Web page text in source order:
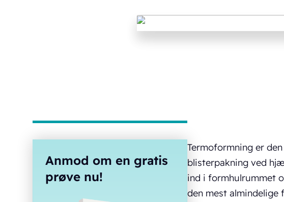
Anmod om en gratis
prøve nu!
Termoformning er
blisterpakning ved
ind i formhulrummet
den mest almindelige